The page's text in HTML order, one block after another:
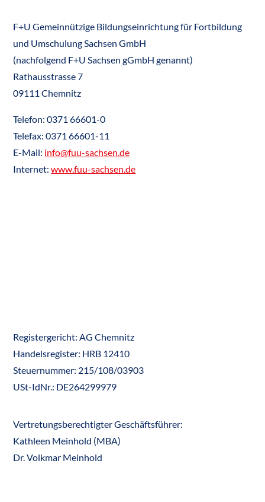
F+U Gemeinnützige Bildungseinrichtung für Fortbildung
und Umschulung Sachsen GmbH
(nachfolgend F+U Sachsen gGmbH genannt)
Rathausstrasse 7
09111 Chemnitz
Telefon: 0371 66601-0
Telefax: 0371 66601-11
E-Mail: info@fuu-sachsen.de
Internet:www.fuu-sachsen.de
Registergericht: AG Chemnitz
Handelsregister: HRB 12410
Steuernummer: 215/108/03903
USt-IdNr.: DE264299979
Vertretungsberechtigter Geschäftsführer:
Kathleen Meinhold (MBA)
Dr. Volkmar Meinhold